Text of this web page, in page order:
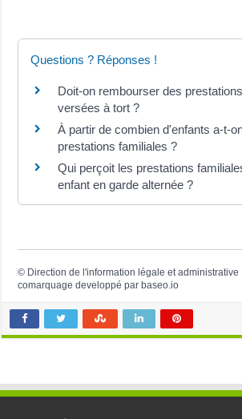
Questions ? Réponses !
Doit-on rembourser des
versées à tort ?
À partir de combien d'enfants a-t-
prestations familiales ?
Qui perçoit les prestations
enfant en garde alternée ?
© Direction de l'information légale et administrative
comarquage developpé par baseo.io